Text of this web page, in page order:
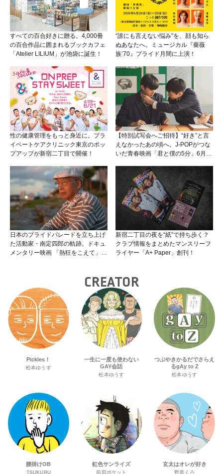
すべての百合好きに贈る。4,000冊
の百合作品に囲まれるブックカフェ
「Atelier LILIUM」が池袋に誕生！
“誰にも言えない悩み”を、顔も知ら
ぬあなたへ。ミュージカル『薔薇
族’70』プライド月間に上演！
性の健康管理をもっと身近に。プラ
イベートケアクリニック東京のポッ
プアップが新宿二丁目で開催！
【特別試写会へご招待】“好き”と言
えなかったあの頃へ。J-POPがつな
いだ青春映画「君と僕の5分」6月5
日本のプライドパレードを立ち上げ
た活動家・南定四郎の軌跡。ドキュ
メンタリー映画 「熱狂をこえて」公
新宿二丁目の夜を“紙”で持ち歩く？
クラブ情報をまとめたマンスリーフ
ライヤー「A+ Paper」創刊！
CREATOR
Pickles！
松本ゆうす
一生に一度も使わない
GAY会話
松本ゆうす
つぶやきかるだでさらえ
るgAy to Z
松本ゆうす
腰掛けOB
TSUKURU
虹色サンライズ
前田ポケット
玄太はオレが好き
野原くろ